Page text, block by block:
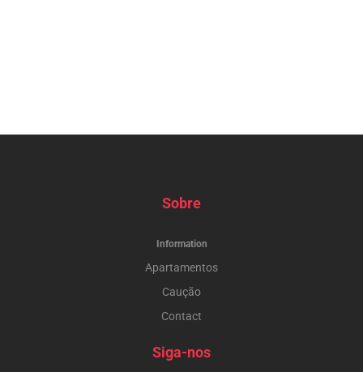
Sobre
Information
Apartamentos
Caução
Contact
Siga-nos